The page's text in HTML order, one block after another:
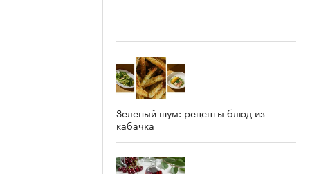
Зеленый шум: рецепты блюд из
кабачка